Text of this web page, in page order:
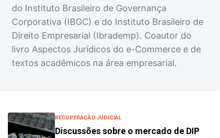
do Instituto Brasileiro de Governança
Corporativa (IBGC) e do Instituto Brasileiro de
Direito Empresarial (Ibrademp). Coautor do
livro Aspectos Jurídicos do e-Commerce e de
textos acadêmicos na área empresarial.
RECUPERAÇÃO JUDICIAL
Discussões sobre o mercado de DIP